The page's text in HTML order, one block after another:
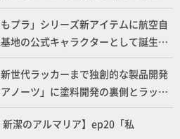
】
プラ」シリーズ新アイテムに航空自
地の公式キャラクターとして誕生し
着任！けもプラ公式サイト限定版と
で発売！
世代ラッカーまで独創的な製品開発
ノーツ」に塗料開発の裏側とラッカ
いてインタビュー！
新潔のアルマリア】ep20「私